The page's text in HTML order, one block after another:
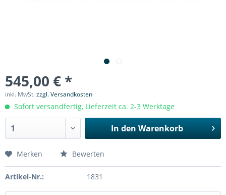
545,00 € *
inkl. MwSt.zzgl. Versandkosten
Sofort versandfertig, Lieferzeit ca. 2-3 Werktage
In den Warenkorb
Merken Bewerten
Artikel-Nr.: 1831